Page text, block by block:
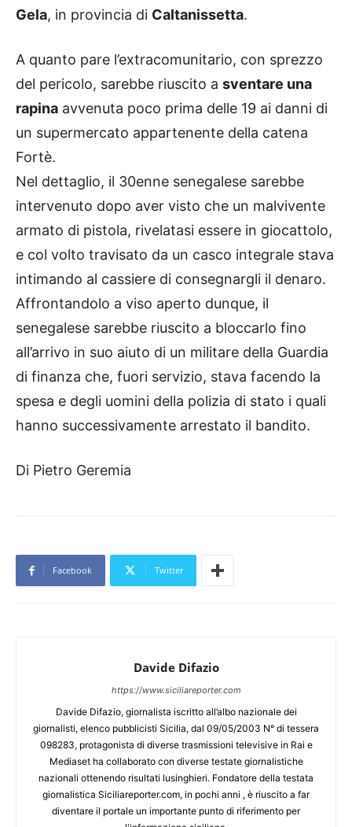
Gela, in provincia di Caltanissetta.
A quanto pare l’extracomunitario, con sprezzo
del pericolo, sarebbe riuscito a sventare una
rapina avvenuta poco prima delle 19 ai danni di
un supermercato appartenente della catena
Fortè.
Nel dettaglio, il 30enne senegalese sarebbe
intervenuto dopo aver visto che un malvivente
armato di pistola, rivelatasi essere in giocattolo,
e col volto travisato da un casco integrale stava
intimando al cassiere di consegnargli il denaro.
Affrontandolo a viso aperto dunque, il
senegalese sarebbe riuscito a bloccarlo fino
all’arrivo in suo aiuto di un militare della Guardia
di finanza che, fuori servizio, stava facendo la
spesa e degli uomini della polizia di stato i quali
hanno successivamente arrestato il bandito.
Di Pietro Geremia
Facebook Twitter
Davide Difazio
https://www.siciliareporter.com
Davide Difazio, giornalista iscritto all’albo nazionale dei
giornalisti, elenco pubblicisti Sicilia, dal 09/05/2003 N° di tessera
098283, protagonista di diverse trasmissioni televisive in Rai e
Mediaset ha collaborato con diverse testate giornalistiche
nazionali ottenendo risultati lusinghieri. Fondatore della testata
giornalistica Siciliareporter.com, in pochi anni , è riuscito a far
diventare il portale un importante punto di riferimento per